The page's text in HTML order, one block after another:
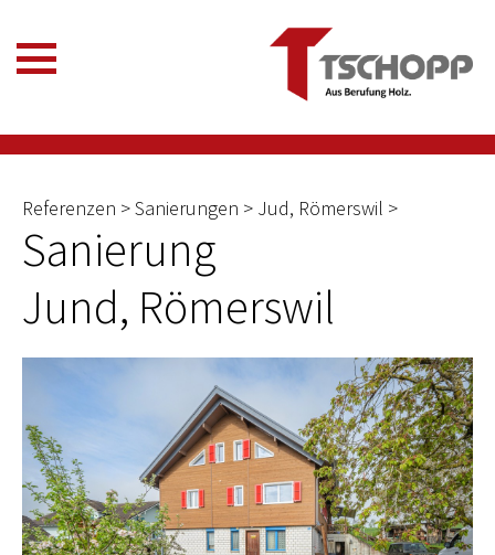
Referenzen > Sanierungen > Jud, Römerswil >
Sanierung
Jund, Römerswil